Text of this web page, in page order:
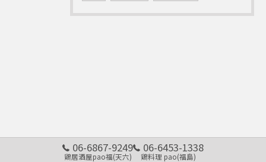
06-6867-9249
鶏居酒屋pao福(天六)
06-6453-1338
鶏料理 pao(福島)